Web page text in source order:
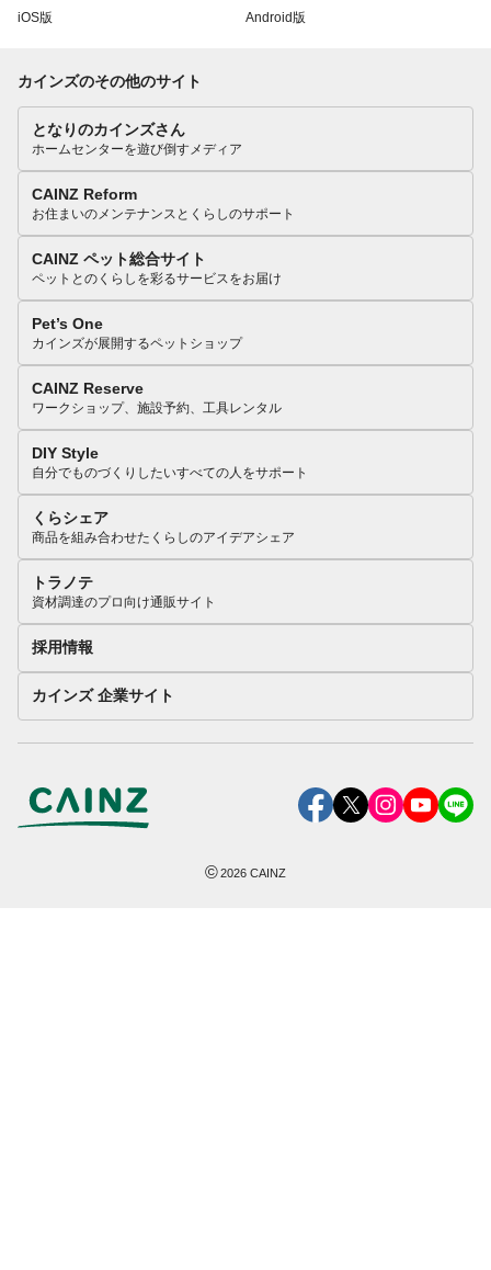
iOS版 Android版
カインズのその他のサイト
となりのカインズさん
ホームセンターを遊び倒すメディア
CAINZ Reform
お住まいのメンテナンスとくらしのサポート
CAINZ ペット総合サイト
ペットとのくらしを彩るサービスをお届け
Pet’s One
カインズが展開するペットショップ
CAINZ Reserve
ワークショップ、施設予約、工具レンタル
DIY Style
自分でものづくりしたいすべての人をサポート
くらシェア
商品を組み合わせたくらしのアイデアシェア
トラノテ
資材調達のプロ向け通販サイト
採用情報
カインズ 企業サイト
©2026 CAINZ